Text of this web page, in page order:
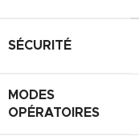
SÉCURITÉ
MODES
OPÉRATOIRES